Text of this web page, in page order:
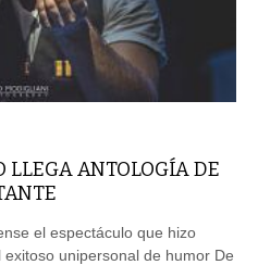
LLEGA ANTOLOGÍA DE
el espectáculo que hizo
unipersonal de humor De